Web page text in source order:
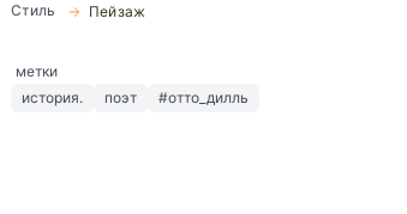
Стиль Пейзаж
метки
история.
поэт #отто_дилль